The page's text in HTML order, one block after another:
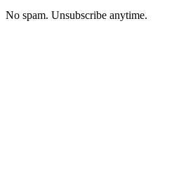
No spam. Unsubscribe anytime.